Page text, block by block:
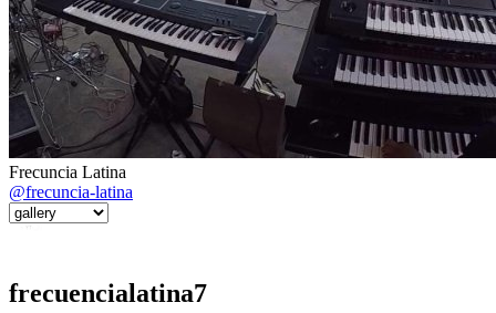
Frecuncia Latina
@frecuncia-latina
frecuencialatina7